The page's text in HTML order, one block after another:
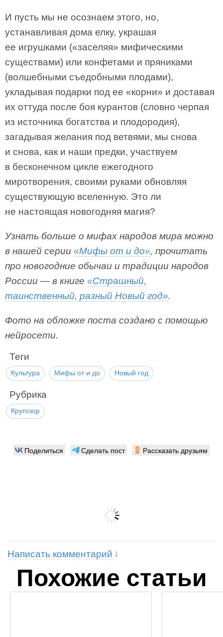
И пусть мы не осознаем этого, но,
устанавливая дома елку, украшая
ее игрушками («заселяя» мифическими
существами) или конфетами и пряниками
(волшебными съедобными плодами),
укладывая подарки под ее «корни» и доставая
их оттуда после боя курантов (словно черпая
из источника богатства и плодородия),
загадывая желания под ветвями, мы снова
и снова, как и наши предки, участвуем
в бесконечном цикле ежегодного
миротворения, своими руками обновляя
существующую вселенную. Это ли
не настоящая новогодняя магия?
Узнать больше о мифах народов мира можно
в нашей серии «Мифы от и до», прочитать
про новогодние обычаи и традиции народов
России — в книге «Страшный,
таинственный, разный Новый год».
Фото на обложке поста создано с помощью
нейросети.
Теги
Культура Мифы от и до Новый год
Рубрика
Кругозор
Поделиться Сделать пост Рассказать друзьям
Написать комментарий
Похожие статьи